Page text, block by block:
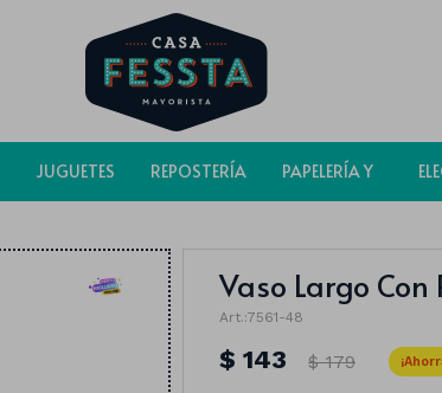
JUGUETES REPOSTERÍA PAPELERÍA Y
Vaso Largo Con
7561-48
$ 143 $ 179